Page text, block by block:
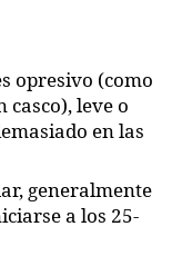
opresivo (como
leve o
en las
generalmente
a los 25-